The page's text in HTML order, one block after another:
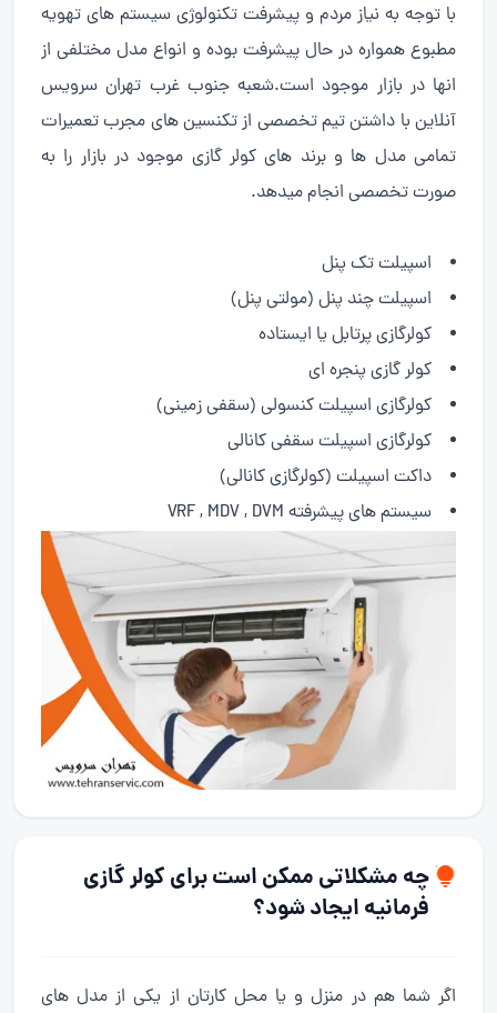
با توجه به نیاز مردم و پیشرفت تکنولوژی سیستم های تهویه
مطبوع همواره در حال پیشرفت بوده و انواع مدل مختلفی از
انها در بازار موجود است.شعبه جنوب غرب تهران سرویس
آنلاین با داشتن تیم تخصصی از تکنسین های مجرب تعمیرات
تمامی مدل ها و برند های کولر گازی موجود در بازار را به
صورت تخصصی انجام میدهد.
اسپیلت تک پنل
اسپیلت چند پنل (مولتی پنل)
کولرگازی پرتابل یا ایستاده
کولر گازی پنجره ای
کولرگازی اسپیلت کنسولی (سقفی زمینی)
کولرگازی اسپیلت سقفی کانالی
داکت اسپیلت (کولرگازی کانالی)
سیستم های پیشرفته VRF , MDV , DVM
چه مشکلاتی ممکن است برای کولر گازی
فرمانیه ایجاد شود؟
اگر شما هم در منزل و یا محل کارتان از یکی از مدل های